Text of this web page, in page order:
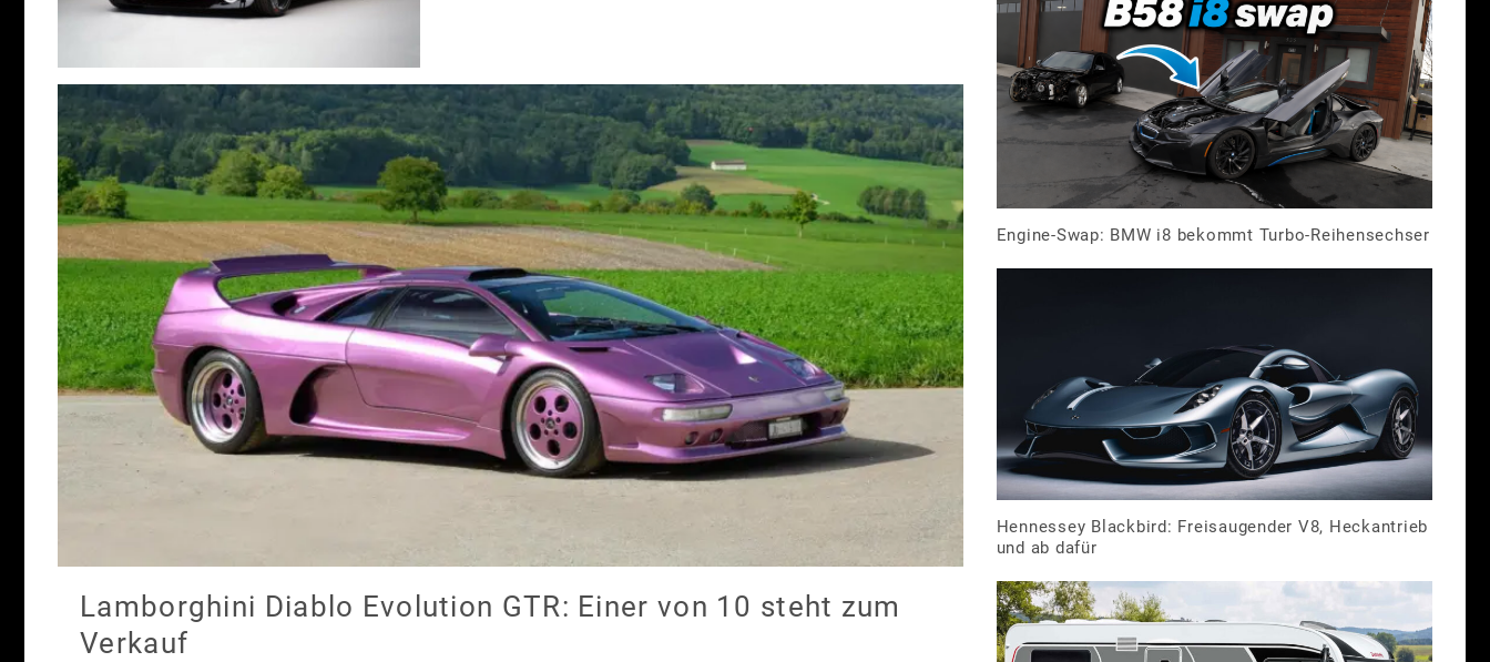
Lamborghini Diablo Evolution GTR: Einer von 10 steht zum
Verkauf
Engine-Swap: BMW i8 bekommt Turbo-Reihensechser
Hennessey Blackbird: Freisaugender V8, Heckantrieb
und ab dafür